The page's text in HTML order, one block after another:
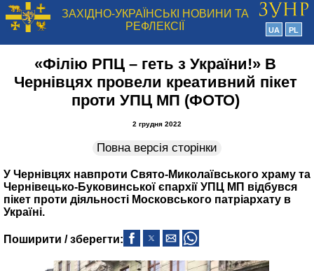
ЗАХІДНО-УКРАЇНСЬКІ НОВИНИ ТА
РЕФЛЕКСІЇ
UA PL
«Філію РПЦ – геть з України!» В
Чернівцях провели креативний пікет
проти УПЦ МП (ФОТО)
2 грудня 2022
Повна версія сторінки
У Чернівцях навпроти Свято-Миколаївського храму та
Чернівецько-Буковинської єпархії УПЦ МП відбувся
пікет проти діяльності Московського патріархату в
Україні.
Поширити / зберегти: